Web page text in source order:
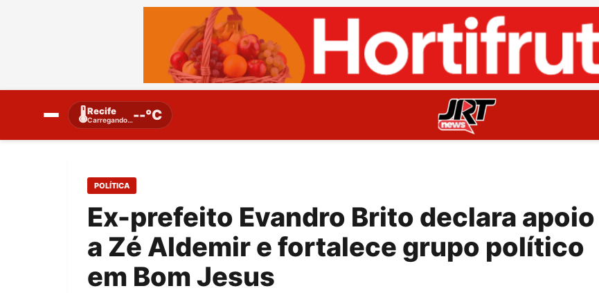
🌡️Recife
Carregando…--°C
POLÍTICA
Ex-prefeito Evandro Brito declara apoio
a Zé Aldemir e fortalece grupo político
em Bom Jesus